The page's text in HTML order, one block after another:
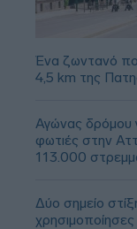
Ένα ζωντανό
4,5 km της
Αγώνας δρόμου
φωτιές στην
113.000
Δύο σημείο